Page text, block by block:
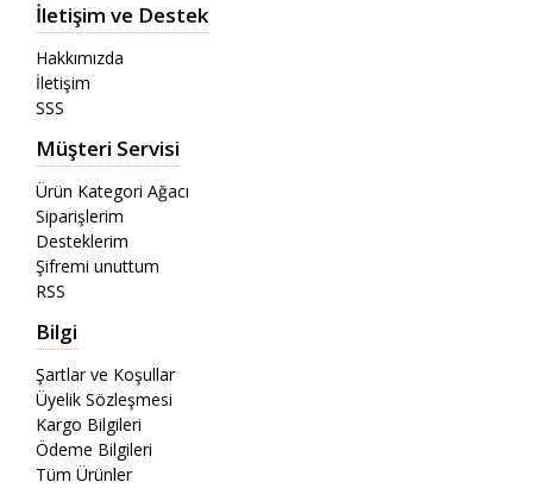
İletişim ve Destek
Hakkımızda
İletişim
SSS
Müşteri Servisi
Ürün Kategori Ağacı
Siparişlerim
Desteklerim
Şifremi unuttum
RSS
Bilgi
Şartlar ve Koşullar
Üyelik Sözleşmesi
Kargo Bilgileri
Ödeme Bilgileri
Tüm Ürünler